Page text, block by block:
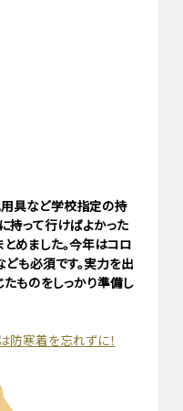
用具など学校指定の持
持って行けばよかった
とめました。今年はコロ
も必須です。実力を出
ものをしっかり準備し
防寒着を忘れずに！